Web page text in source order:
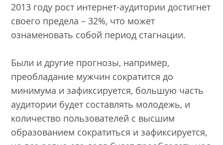
2013 году рост интернет-аудитории достигнет
своего предела – 32%, что может
ознаменовать собой период стагнации.
Были и другие прогнозы, например,
преобладание мужчин сократится до
минимума и зафиксируется, большую часть
аудитории будет составлять молодежь, и
количество пользователей с высшим
образованием сократиться и зафиксируется,